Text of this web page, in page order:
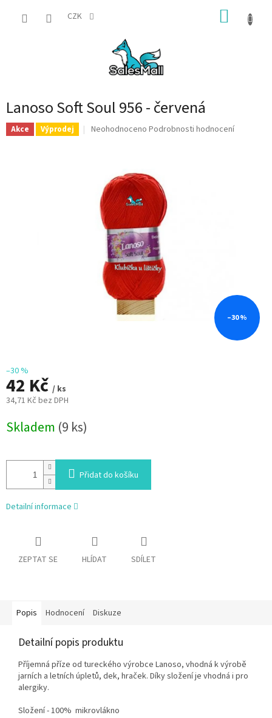
CZK
Lanoso Soft Soul 956 - červená
Akce Výprodej
Průměrné
hvězdiček.
Neohodnoceno Podrobnosti hodnocení
–30 %
–30 %
42 Kč / ks
34,71 Kč bez DPH
cena:
Skladem (9 ks)
Přidat do košíku
Detailní informace
ZEPTAT SE HLÍDAT SDÍLET
Popis Hodnocení Diskuze
Detailní popis produktu
Příjemná příze od tureckého výrobce Lanoso, vhodná k výrobě
jarních a letních úpletů, dek, hraček. Díky složení je vhodná i pro
alergiky.
Složení - 100% mikrovlákno